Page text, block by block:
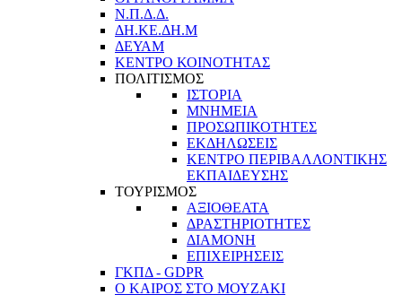
Ν.Π.Δ.Δ.
ΔΗ.ΚΕ.ΔΗ.Μ
ΔΕΥΑΜ
ΚΕΝΤΡΟ ΚΟΙΝΟΤΗΤΑΣ
ΠΟΛΙΤΙΣΜΟΣ
ΙΣΤΟΡΙΑ
ΜΝΗΜΕΙΑ
ΠΡΟΣΩΠΙΚΟΤΗΤΕΣ
ΕΚΔΗΛΩΣΕΙΣ
ΚΕΝΤΡΟ ΠΕΡΙΒΑΛΛΟΝΤΙΚΗΣ
ΕΚΠΑΙΔΕΥΣΗΣ
ΤΟΥΡΙΣΜΟΣ
ΑΞΙΟΘΕΑΤΑ
ΔΡΑΣΤΗΡΙΟΤΗΤΕΣ
ΔΙΑΜΟΝΗ
ΕΠΙΧΕΙΡΗΣΕΙΣ
ΓΚΠΔ - GDPR
Ο ΚΑΙΡΟΣ ΣΤΟ ΜΟΥΖΑΚΙ